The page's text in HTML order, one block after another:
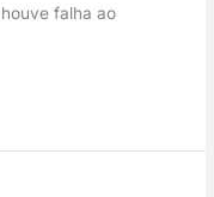
falha ao